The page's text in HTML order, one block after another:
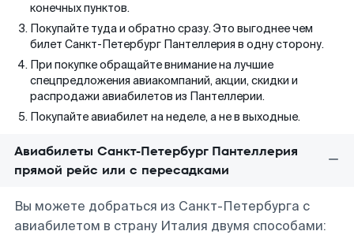
конечных пунктов.
Покупайте туда и обратно сразу. Это выгоднее чем
билет Санкт-Петербург Пантеллерия в одну сторону.
При покупке обращайте внимание на лучшие
спецпредложения авиакомпаний, акции, скидки и
распродажи авиабилетов из Пантеллерии.
Покупайте авиабилет на неделе, а не в выходные.
Авиабилеты Санкт-Петербург Пантеллерия
прямой рейс или с пересадками
Вы можете добраться из Санкт-Петербурга с
авиабилетом в страну Италия двумя способами: